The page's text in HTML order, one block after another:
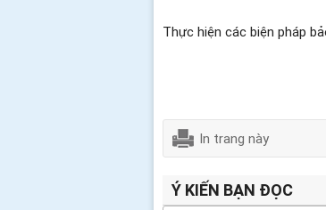
Thực hiện các biện pháp
In trang này
Ý KIẾN BẠN ĐỌC